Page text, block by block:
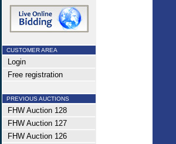
CUSTOMER AREA
Login
Free registration
PREVIOUS AUCTIONS
FHW Auction 128
FHW Auction 127
FHW Auction 126